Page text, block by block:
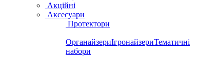
Акційні
Аксесуари
Протектори
ОрганайзериІгронайзериТематичні
набори